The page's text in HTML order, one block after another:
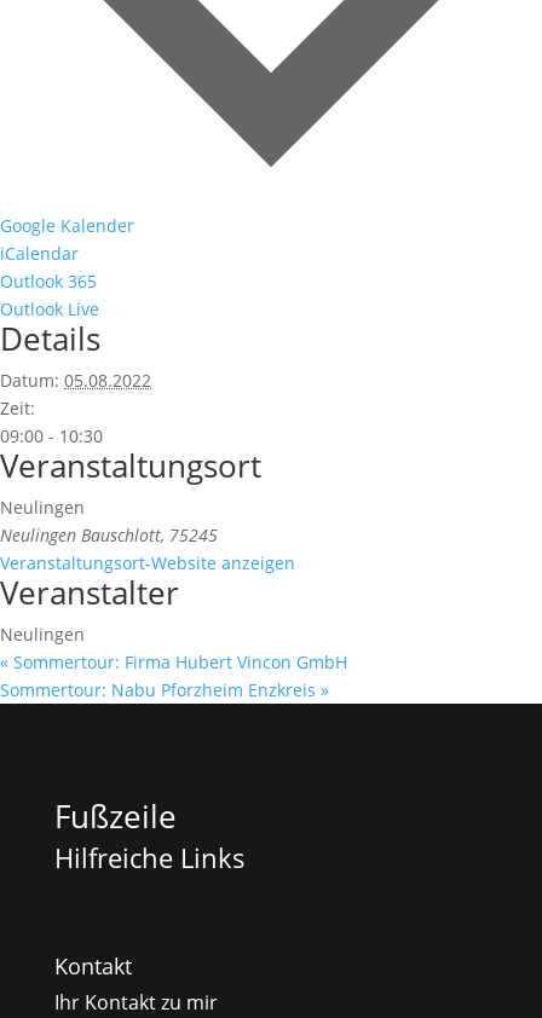
Google Kalender
iCalendar
Outlook 365
Outlook Live
Details
Datum: 05.08.2022
Zeit:
09:00 - 10:30
Veranstaltungsort
Neulingen
Neulingen Bauschlott, 75245
Veranstaltungsort-Website anzeigen
Veranstalter
Neulingen
« Sommertour: Firma Hubert Vincon GmbH
Sommertour: Nabu Pforzheim Enzkreis »
Fußzeile
Hilfreiche Links
Kontakt
Ihr Kontakt zu mir